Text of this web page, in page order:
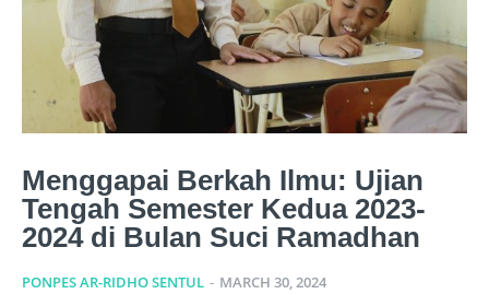
Menggapai Berkah Ilmu: Ujian
Tengah Semester Kedua 2023-
2024 di Bulan Suci Ramadhan
PONPES AR-RIDHO SENTUL - MARCH 30, 2024